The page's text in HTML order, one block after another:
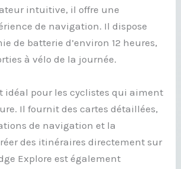
intuitive, il offre une
de navigation. Il dispose
de batterie d’environ 12 heures,
à vélo de la journée.
idéal pour les cyclistes qui aiment
Il fournit des cartes détaillées,
de navigation et la
des itinéraires directement sur
Explore est également